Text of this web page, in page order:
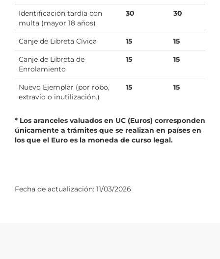
Identificación tardía con
multa (mayor 18 años)
30 30
Canje de Libreta Cívica 15 15
Canje de Libreta de
Enrolamiento
15 15
Nuevo Ejemplar (por robo,
extravío o inutilización.)
15 15
* Los aranceles valuados en UC (Euros) corresponden
únicamente a trámites que se realizan en países en
los que el Euro es la moneda de curso legal.
Fecha de actualización: 11/03/2026